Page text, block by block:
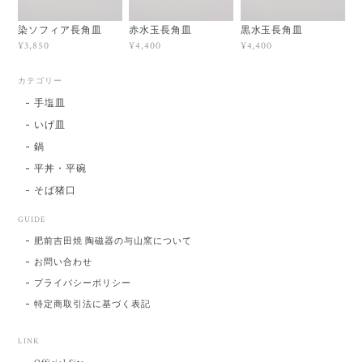
染ソフィア長角皿
¥3,850
赤水玉長角皿
¥4,400
黒水玉長角皿
¥4,400
カテゴリー
手塩皿
いげ皿
鍋
平丼・平碗
そば猪口
GUIDE
肥前吉田焼 陶磁器の与山窯について
お問い合わせ
プライバシーポリシー
特定商取引法に基づく表記
LINK